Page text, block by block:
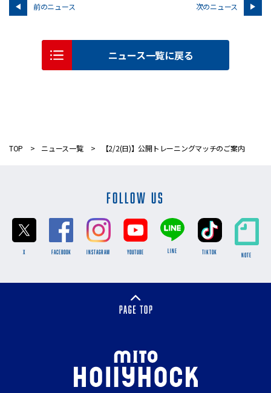
前のニュース 次のニュース
ニュース一覧に戻る
TOP ニュース一覧 【2/2(日)】公開トレーニングマッチのご案内
FOLLOW US
X FACEBOOK INSTAGRAM YOUTUBE LINE TikTok NOTE